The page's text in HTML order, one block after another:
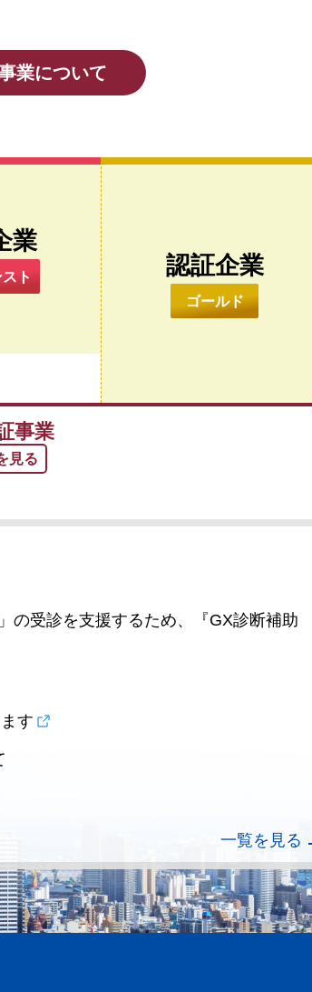
業について
業
ト 認証企業
ゴールド
事業
見る
の受診を支援するため、『GX診断補助
す
一覧を見る